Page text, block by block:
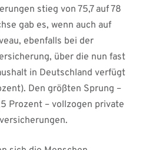
stieg von 75,7 auf 78
gab es, wenn auch auf
ebenfalls bei der
über die nun fast
in Deutschland verfügt
Den größten Sprung –
Prozent – vollzogen private